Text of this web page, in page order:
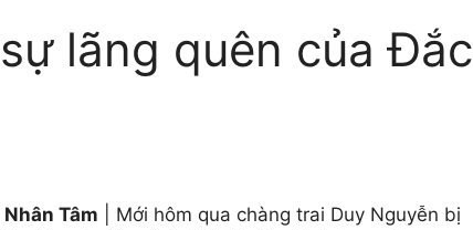
lãng quên của Đắc
Tâm | Mới hôm qua chàng trai Duy Nguyễn bị